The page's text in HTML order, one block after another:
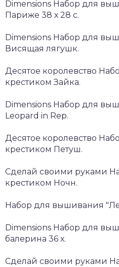
Dimensions Набор для
Париже 38 х 28 с.
Dimensions Набор для
Висящая лягушк.
Десятое королевство
крестиком Зайка.
Dimensions Набор для
Leopard in Rep.
Десятое королевство
крестиком Петуш.
Сделай своими руками
крестиком Ночн.
Набор для вышивания
Dimensions Набор для
балерина 36 х.
Сделай своими руками